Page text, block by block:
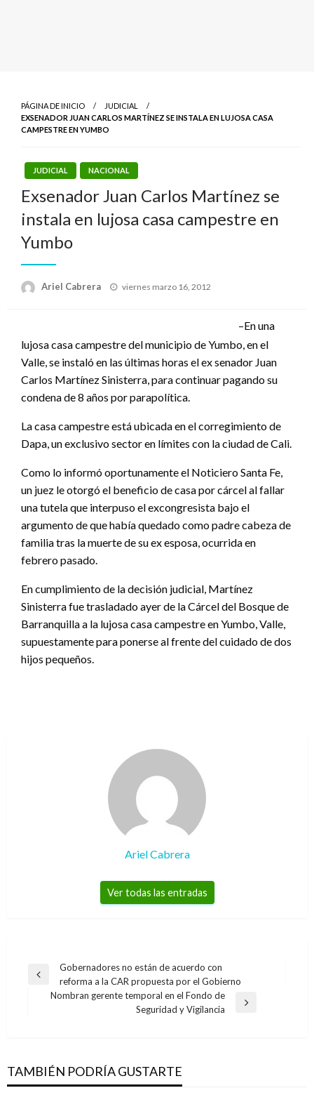
PÁGINA DE INICIO
JUDICIAL
EXSENADOR JUAN CARLOS MARTÍNEZ SE INSTALA EN LUJOSA CASA
CAMPESTRE EN YUMBO
JUDICIAL NACIONAL
Exsenador Juan Carlos Martínez se
instala en lujosa casa campestre en
Yumbo
Ariel Cabrera
Publicado
viernes marzo 16, 2012
–En una
lujosa casa campestre del municipio de Yumbo, en el
Valle, se instaló en las últimas horas el ex senador Juan
Carlos Martínez Sinisterra, para continuar pagando su
condena de 8 años por parapolítica.
La casa campestre está ubicada en el corregimiento de
Dapa, un exclusivo sector en límites con la ciudad de Cali.
Como lo informó oportunamente el Noticiero Santa Fe,
un juez le otorgó el beneficio de casa por cárcel al fallar
una tutela que interpuso el excongresista bajo el
argumento de que había quedado como padre cabeza de
familia tras la muerte de su ex esposa, ocurrida en
febrero pasado.
En cumplimiento de la decisión judicial, Martínez
Sinisterra fue trasladado ayer de la Cárcel del Bosque de
Barranquilla a la lujosa casa campestre en Yumbo, Valle,
supuestamente para ponerse al frente del cuidado de dos
hijos pequeños.
Ariel Cabrera
Ver todas las entradas
Navegación
Entrada
anterior
Gobernadores no están de acuerdo con
reforma a la CAR propuesta por el Gobierno
Nombran gerente temporal en el Fondo de
Seguridad y Vigilancia
TAMBIÉN PODRÍA GUSTARTE
comercialización de algodón
Manuel Reyes Beltran miércoles septiembre 11, 2019